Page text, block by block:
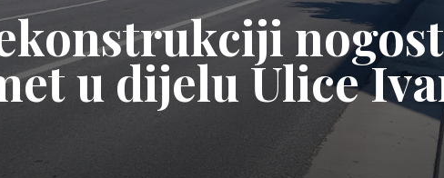
u dijelu Ulice